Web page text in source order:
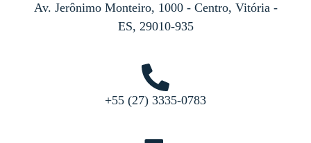
Av. Jerônimo Monteiro, 1000 - Centro, Vitória -
ES, 29010-935
+55 (27) 3335-0783